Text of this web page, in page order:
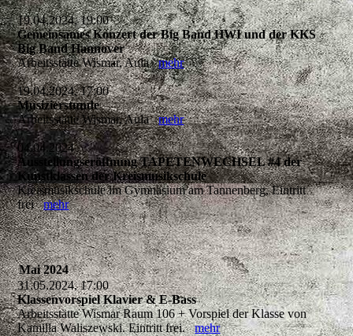
19.04.2024, 19:00
Gemeinsames Konzert der Big Band HWI und der KKS
Big Band Hannover
Arbeitsstätte Wismar, Aulamehr
19.04.2024, 17:00
Musizierstunde
Arbeitsstätte Wismar, Aulamehr
04.04.2024
Ausstellungseröffnung TAPETENWECHSEL #4 der
Kunstklassen der Kreismusikschule
Kreismusikschule im Gymnasium am Tannenberg, Eintritt
freimehr
Mai 2024
31.05.2024, 17:00
Klassenvorspiel Klavier & E-Bass
Arbeitsstätte Wismar Raum 106 + Vorspiel der Klasse von
Kamilla Waliszewski. Eintritt frei.mehr